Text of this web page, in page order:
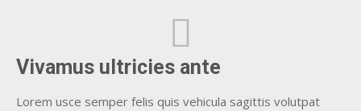
Vivamus ultricies ante
Lorem usce semper felis quis vehicula sagittis volutpat